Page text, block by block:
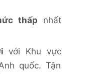
thấp nhất
với Khu vực
quốc. Tận